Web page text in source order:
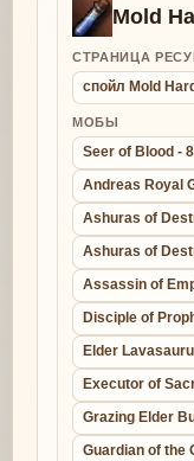
Mold
СТРАНИЦА
спойл Mold
МОБЫ
Seer of Blood -
Andreas Royal
Ashuras of
Ashuras of
Assassin of
Disciple of
Elder
Executor of
Grazing Elder
Guardian of the